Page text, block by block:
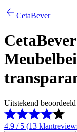
CetaBever
Uitstekend beoordeeld
4.9 / 5 (13